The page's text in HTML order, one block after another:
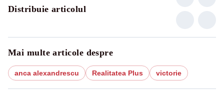
Distribuie articolul
Mai multe articole despre
anca alexandrescu Realitatea Plus victorie